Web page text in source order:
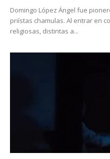
Domingo López Ángel fue
priístas chamulas. Al entrar en
religiosas, distintas a...